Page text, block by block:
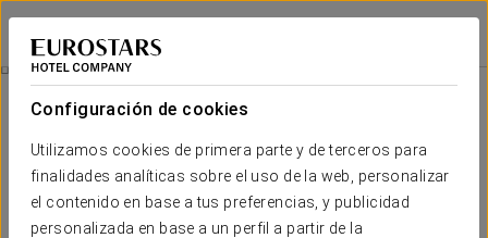
Configuración de cookies
Utilizamos cookies de primera parte y de terceros para
finalidades analíticas sobre el uso de la web, personalizar
el contenido en base a tus preferencias, y publicidad
personalizada en base a un perfil a partir de la
Eurostars Aliados
OPORTO
Mice